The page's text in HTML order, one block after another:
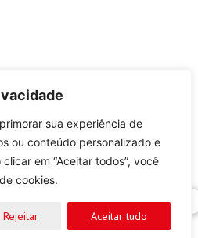
sua experiência de
ou conteúdo personalizado e
em “Aceitar todos”, você
cookies.
Rejeitar Aceitar tudo
Solicite um orçamento